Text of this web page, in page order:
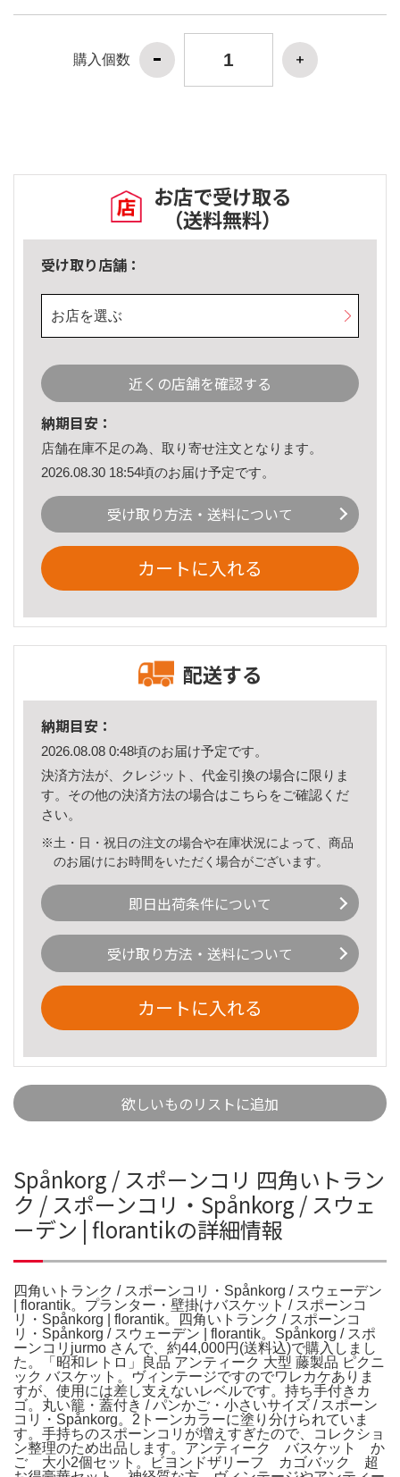
購入個数
お店で受け取る
（送料無料）
受け取り店舗：
お店を選ぶ
近くの店舗を確認する
納期目安：
店舗在庫不足の為、取り寄せ注文となります。
2026.08.30 18:54頃のお届け予定です。
受け取り方法・送料について
カートに入れる
配送する
納期目安：
2026.08.08 0:48頃のお届け予定です。
決済方法が、クレジット、代金引換の場合に限りま
す。その他の決済方法の場合はこちら をご確認くだ
さい。
※土・日・祝日の注文の場合や在庫状況によって、商品
のお届けにお時間をいただく場合がございます。
即日出荷条件について
受け取り方法・送料について
カートに入れる
欲しいものリストに追加
Spånkorg / スポーンコリ 四角いトラン
ク / スポーンコリ・Spånkorg / スウェ
ーデン | florantikの詳細情報
四角いトランク / スポーンコリ・Spånkorg / スウェーデン
| florantik。プランター・壁掛けバスケット / スポーンコ
リ・Spånkorg | florantik。四角いトランク / スポーンコ
リ・Spånkorg / スウェーデン | florantik。Spånkorg / スポ
ーンコリjurmo さんで、約44,000円(送料込)で購入しまし
た。「昭和レトロ」良品 アンティーク 大型 藤製品 ピクニ
ック バスケット。ヴィンテージですのでワレカケありま
すが、使用には差し支えないレベルです。持ち手付きカ
ゴ。丸い籠・蓋付き / パンかご・小さいサイズ / スポーン
コリ・Spånkorg。2トーンカラーに塗り分けられていま
す。手持ちのスポーンコリが増えすぎたので、コレクショ
ン整理のため出品します。アンティーク バスケット か
ご 大小2個セット。ビヨンドザリーフ カゴバック 超